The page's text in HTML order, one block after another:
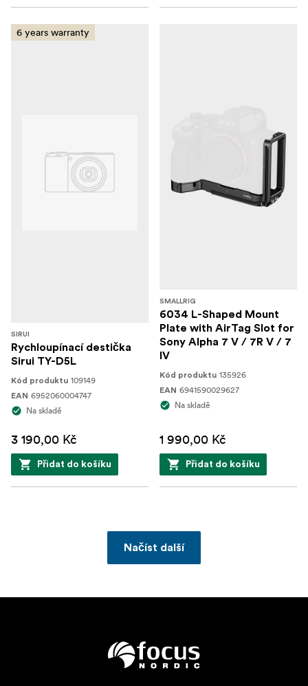
6 years warranty
SIRUI
Rychloupínací destička
Sirui TY-D5L
Kód produktu 109149
EAN 6952060004747
Na skladě
3 190,00 Kč
Přidat do košíku
SMALLRIG
6034 L-Shaped Mount
Plate with AirTag Slot for
Sony Alpha 7 V / 7R V / 7
IV
Kód produktu 135926
EAN 6941590029627
Na skladě
1 990,00 Kč
Přidat do košíku
Načíst další